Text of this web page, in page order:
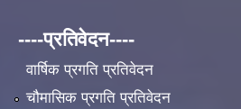
----प्रतिवेदन----
वार्षिक प्रगति प्रतिवेदन
चौमासिक प्रगति प्रतिवेदन